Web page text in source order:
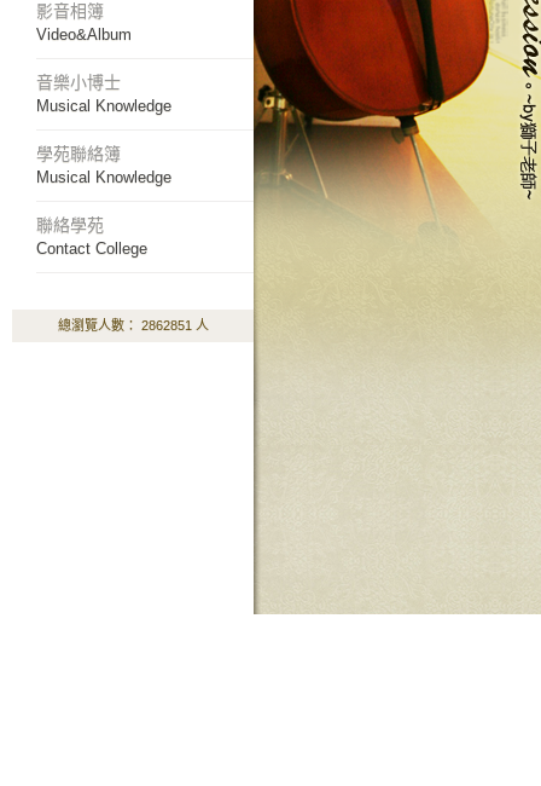
影音相簿
Video&Album
音樂小博士
Musical Knowledge
學苑聯絡簿
Musical Knowledge
聯絡學苑
Contact College
總瀏覽人數： 2862851 人